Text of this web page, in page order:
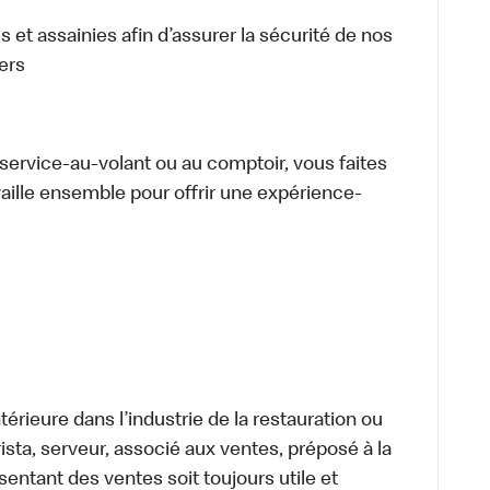
assainies afin d’assurer la sécurité de nos
au-volant ou au comptoir, vous faites
ensemble pour offrir une expérience-
dans l’industrie de la restauration ou
serveur, associé aux ventes, préposé à la
des ventes soit toujours utile et